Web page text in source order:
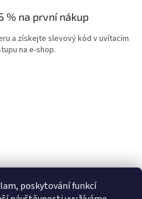
poskytování funkcí
% na první nákup
a získejte slevový kód v uvítacím
na e-shop.